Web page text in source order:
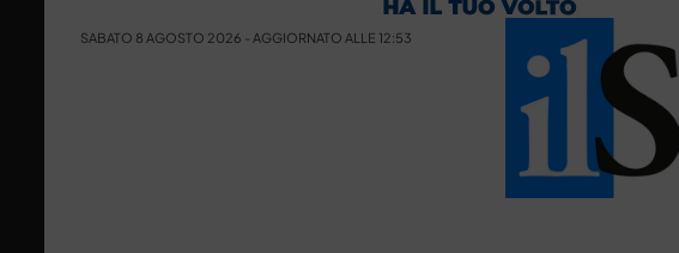
SABATO 8 AGOSTO 2026 - AGGIORNATO ALLE 12:53